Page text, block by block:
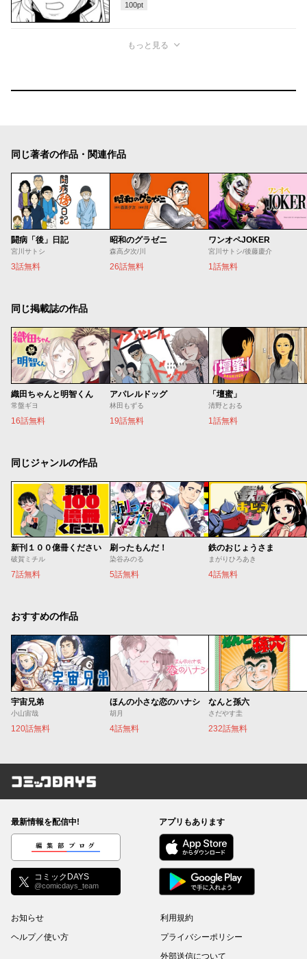
100pt
もっと見る
同じ著者の作品・関連作品
闘病「後」日記
宮川サトシ
3話無料
昭和のグラゼニ
森高夕次/川
26話無料
ワンオペJOKER
宮川サトシ/後藤慶介
1話無料
同じ掲載誌の作品
織田ちゃんと明智くん
常盤ギヨ
16話無料
アパレルドッグ
林田もずる
19話無料
「壇蜜」
清野とおる
1話無料
同じジャンルの作品
新刊１００億冊ください
破賀ミチル
7話無料
刷ったもんだ！
染谷みのる
5話無料
鉄のおじょうさま
まがりひろあき
4話無料
おすすめの作品
宇宙兄弟
小山宙哉
120話無料
ほんの小さな恋のハナシ
胡月
4話無料
なんと孫六
さだやす圭
232話無料
コミックDAYS
最新情報を配信中!
編集部ブログ
コミックDAYS
@comicdays_team
アプリもあります
お知らせ
ヘルプ／使い方
利用規約
プライバシーポリシー
外部送信について